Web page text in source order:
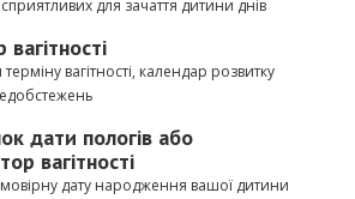
для зачаття дитини днів
вагітності, календар розвитку
дати пологів або
вагітності
дату народження вашої дитини